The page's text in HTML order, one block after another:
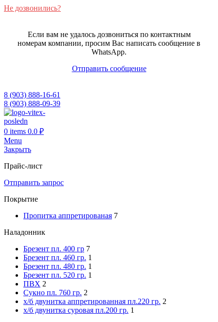
Не дозвонились?
Если вам не удалось дозвониться по контактным
номерам компании, просим Вас написать сообщение в
WhatsApp.
Отправить сообщение
8 (903) 888-16-61
8 (903) 888-09-39
0 items 0.0 ₽
Menu
Закрыть
Прайс-лист
Отправить запрос
Покрытие
Пропитка аппретированая 7
Наладонник
Брезент пл. 400 гр 7
Брезент пл. 460 гр. 1
Брезент пл. 480 гр. 1
Брезент пл. 520 гр. 1
ПВХ 2
Сукно пл. 760 гр. 2
х/б двунитка аппретированная пл.220 гр. 2
х/б двунитка суровая пл.200 гр. 1